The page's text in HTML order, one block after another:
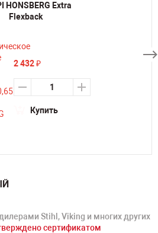
HONSBERG Extra
Flexback
2 432₽
Купить
Stihl, Viking и многих других
сертификатом